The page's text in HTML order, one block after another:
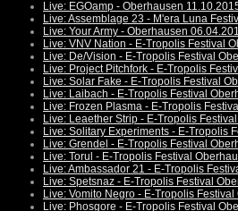
Live: EGOamp - Oberhausen
Live: Assemblage 23 - M'era Luna
Live: Your Army - Oberhausen
Live: VNV Nation - E-Tropolis Festival
Live: De/Vision - E-Tropolis Festival
Live: Project Pitchfork - E-Tropolis
Live: Solar Fake - E-Tropolis Festival
Live: Laibach - E-Tropolis Festival
Live: Frozen Plasma - E-Tropolis
Live: Leaether Strip - E-Tropolis
Live: Solitary Experiments - E-Tropolis
Live: Grendel - E-Tropolis Festival
Live: Torul - E-Tropolis Festival
Live: Ambassador 21 - E-Tropolis
Live: Spetsnaz - E-Tropolis Festival
Live: Vomito Negro - E-Tropolis
Live: Phosgore - E-Tropolis Festival